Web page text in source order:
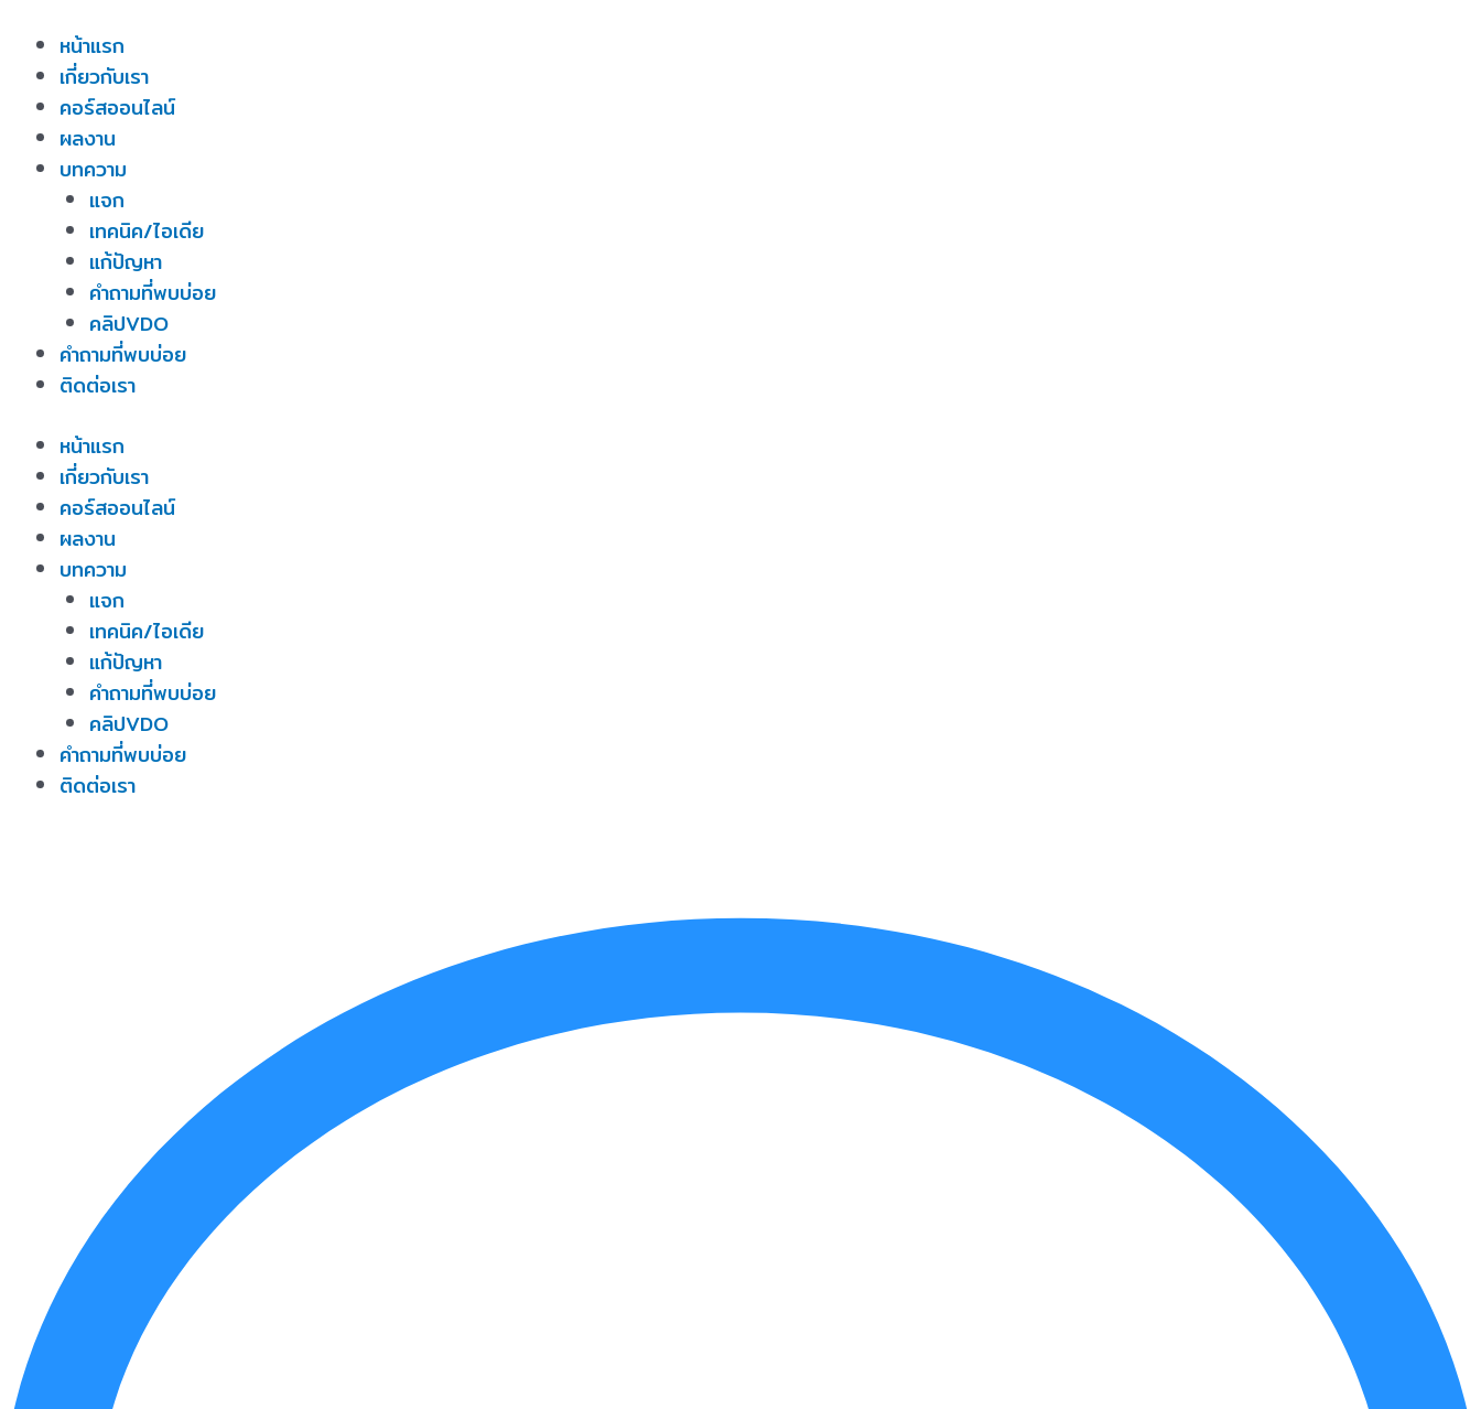
content
หน้าแรก
เกี่ยวกับเรา
คอร์สออนไลน์
ผลงาน
บทความ
แจก
เทคนิค/ไอเดีย
แก้ปัญหา
คำถามที่พบบ่อย
คลิปVDO
คำถามที่พบบ่อย
ติดต่อเรา
หน้าแรก
เกี่ยวกับเรา
คอร์สออนไลน์
ผลงาน
บทความ
แจก
เทคนิค/ไอเดีย
แก้ปัญหา
คำถามที่พบบ่อย
คลิปVDO
คำถามที่พบบ่อย
ติดต่อเรา